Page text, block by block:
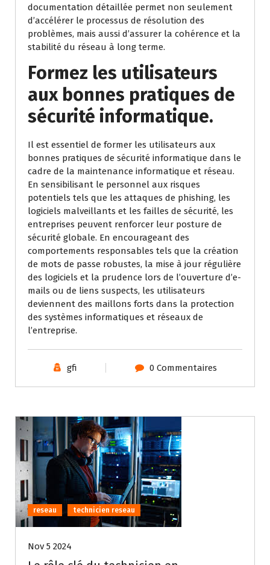
documentation détaillée permet non seulement
d’accélérer le processus de résolution des
problèmes, mais aussi d’assurer la cohérence et la
stabilité du réseau à long terme.
Formez les utilisateurs
aux bonnes pratiques de
sécurité informatique.
Il est essentiel de former les utilisateurs aux
bonnes pratiques de sécurité informatique dans le
cadre de la maintenance informatique et réseau.
En sensibilisant le personnel aux risques
potentiels tels que les attaques de phishing, les
logiciels malveillants et les failles de sécurité, les
entreprises peuvent renforcer leur posture de
sécurité globale. En encourageant des
comportements responsables tels que la création
de mots de passe robustes, la mise à jour régulière
des logiciels et la prudence lors de l’ouverture d’e-
mails ou de liens suspects, les utilisateurs
deviennent des maillons forts dans la protection
des systèmes informatiques et réseaux de
l’entreprise.
gfi 0 Commentaires
reseau technicien reseau
Nov 5 2024